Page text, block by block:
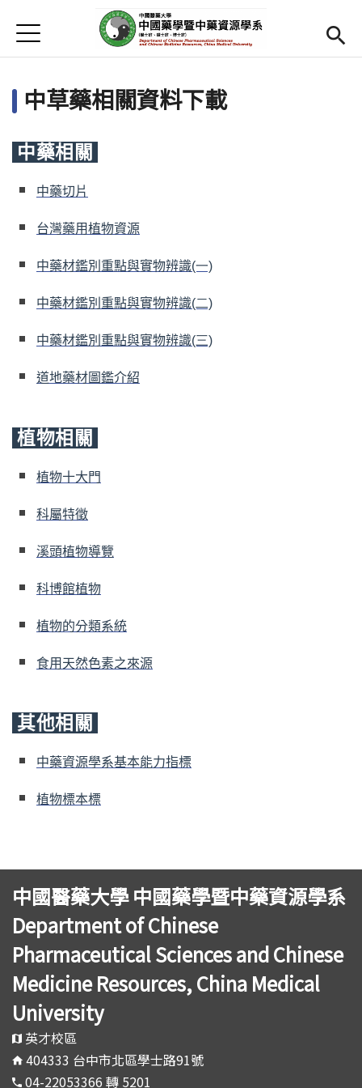
首頁
首頁
最新消息
Open submenu (系所介紹)
系所介紹
活動集錦
Open submenu (相關資源)
相關資源
Open submenu (English)
English
Jump to Navigation
Jump to Main content
中草藥相關資料下載
中藥相關
中藥切片
台灣藥用植物資源
中藥材鑑別重點與實物辨識(一)
中藥材鑑別重點與實物辨識(二)
中藥材鑑別重點與實物辨識(三)
道地藥材圖鑑介紹
植物相關
植物十大門
科屬特徵
溪頭植物導覽
科博館植物
植物的分類系統
食用天然色素之來源
其他相關
中藥資源學系基本能力指標
植物標本標
中國醫藥大學 中國藥學暨中藥資源學系
Department of Chinese
Pharmaceutical Sciences and Chinese
Medicine Resources, China Medical
University
英才校區
404333 台中市北區學士路91號
04-22053366 轉 5201